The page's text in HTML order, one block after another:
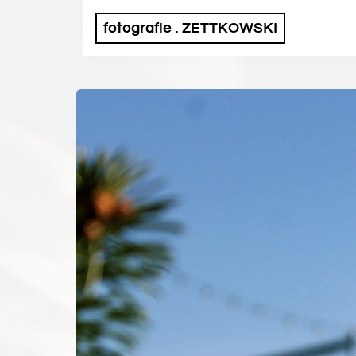
fotografie . ZETTKOWSKI